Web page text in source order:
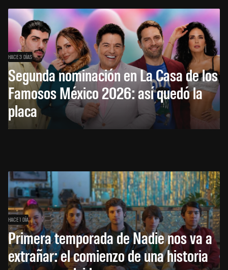
HACE 3 DÍAS
Segunda nominación en La Casa de los
Famosos México 2026: así quedó la
placa
HACE 1 DÍA
Primera temporada de Nadie nos va a
extrañar: el comienzo de una historia